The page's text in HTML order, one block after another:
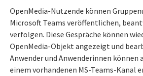
OpenMedia-Nutzende können
Microsoft Teams veröffentlichen,
verfolgen. Diese Gespräche können
OpenMedia-Objekt angezeigt und
Anwender und Anwenderinnen können
einem vorhandenen MS-Teams-Kanal